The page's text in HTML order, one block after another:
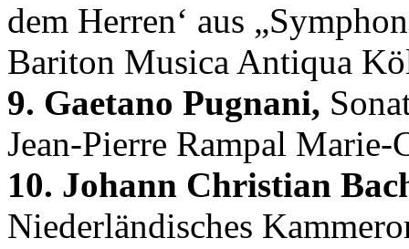
dem Herren‘ aus
Bariton Musica Antiqua
9. Gaetano Pugnani,
Jean-Pierre Rampal
10. Johann Christian
Niederländisches